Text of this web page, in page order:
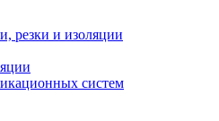
резки и изоляции
систем